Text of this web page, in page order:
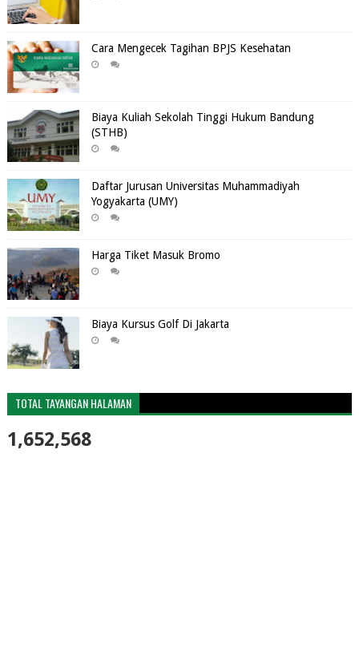
Cara Mengecek Tagihan BPJS Kesehatan
Biaya Kuliah Sekolah Tinggi Hukum Bandung
(STHB)
Daftar Jurusan Universitas Muhammadiyah
Yogyakarta (UMY)
Harga Tiket Masuk Bromo
Biaya Kursus Golf Di Jakarta
TOTAL TAYANGAN HALAMAN
1,652,568